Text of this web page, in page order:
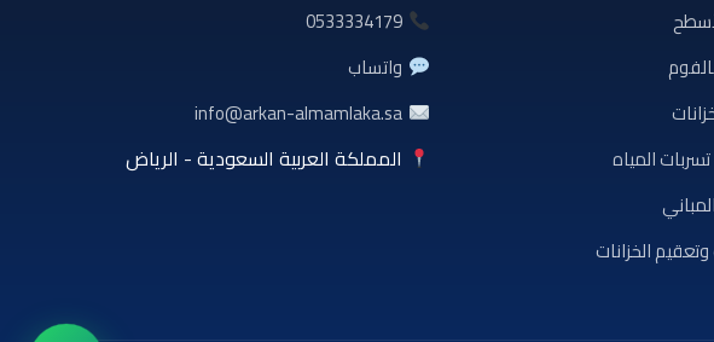
المياه
الخزانات
0533334179
واتساب
info@arkan-almamlaka.sa
المملكة العربية السعودية - الرياض